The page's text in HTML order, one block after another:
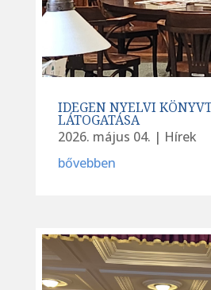
IDEGEN NYELVI
LÁTOGATÁSA
2026. május 04. | Hírek
bővebben